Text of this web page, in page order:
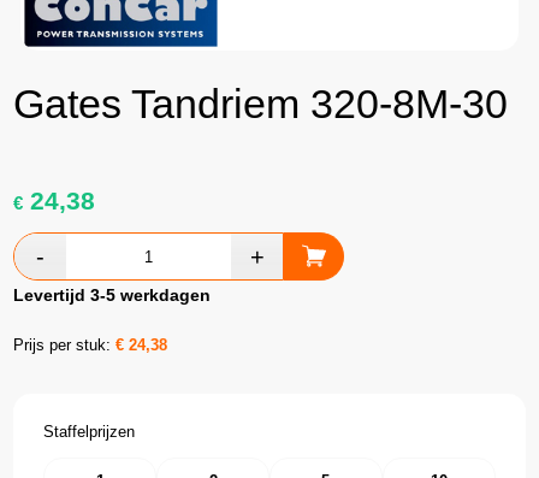
Gates Tandriem 320-8M-30
€ 24,38
Levertijd 3-5 werkdagen
Prijs per stuk:€24,38
Staffelprijzen